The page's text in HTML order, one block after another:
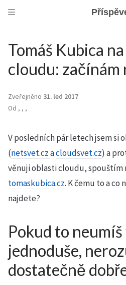
Tomáš Kubica
cloudu: začínám
Zveřejněno 31. led 2017
Od , , ,
V posledních pár letech jsem si
(netsvet.czacloudsvet.cz) a
věnuji oblasti cloudu, spouštím
tomaskubica.cz. K čemu to a co
najdete?
Pokud to
jednoduše,
dostatečně